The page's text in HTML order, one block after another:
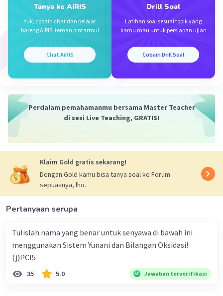
Beri Rating·0.0
Tanya ke AiRIS
Yuk, cobain chat dan belajar
bareng AiRIS, teman pintarmu!
Chat AiRIS
Drill Soal
Latihan soal sesuai topik yang
kamu mau untuk persiapan ujian
Cobain Drill Soal
Perdalam pemahamanmu bersama Master Teacher
di sesi Live Teaching, GRATIS!
Klaim Gold gratis sekarang!
Dengan Gold kamu bisa tanya soal ke Forum
sepuasnya, lho.
Pertanyaan serupa
Tulislah nama yang benar untuk senyawa di bawah ini
menggunakan Sistem Yunani dan Bilangan Oksidasi!
(j)PCI5
35 5.0 Jawaban terverifikasi